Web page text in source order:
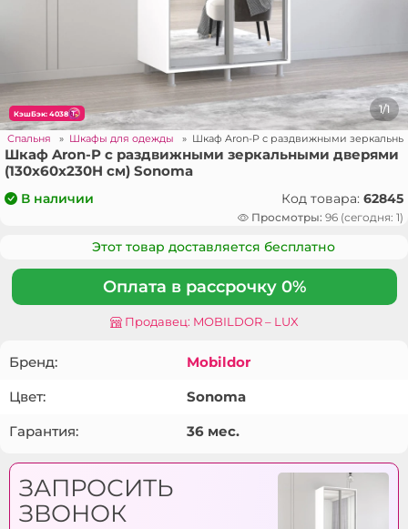
КэшБэк: 4038 1/1
Спальня » Шкафы для одежды » Шкаф Aron-P с раздвижными
Шкаф Aron-P с раздвижными зеркальными дверями
(130x60x230H см) Sonoma
В наличии Код товара: 62845
Просмотры: 96 (сегодня: 1)
Этот товар доставляется бесплатно
Оплата в рассрочку 0%
Продавец: MOBILDOR – LUX
Бренд:
Mobildor
Цвет:
Sonoma
Гарантия:
36 мес.
ЗАПРОСИТЬ
ЗВОНОК